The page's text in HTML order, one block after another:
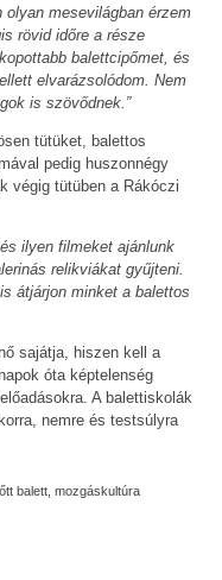
olyan mesevilágban érzem
rövid időre a része
balettcipőmet, és
elvarázsolódom. Nem
is szövődnek.”
tütüket, balettos
pedig huszonnégy
végig tütüben a Rákóczi
ilyen filmeket ajánlunk
relikviákat gyűjteni.
átjárjon minket a balettos
sajátja, hiszen kell a
óta képtelenség
előadásokra. A balettiskolák
nemre és testsúlyra
balett mozgáskultúra